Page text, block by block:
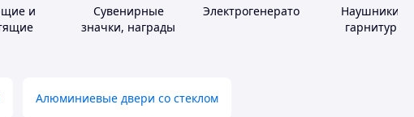
и
Сувенирные
значки, награды
Электрогенераторы
Наушники и
гарнитуры
Алюминиевые двери со стеклом